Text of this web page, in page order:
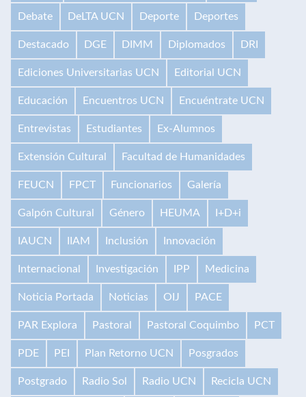
Debate DeLTA UCN Deporte Deportes
Destacado DGE DIMM Diplomados DRI
Ediciones Universitarias UCN Editorial UCN
Educación Encuentros UCN Encuéntrate UCN
Entrevistas Estudiantes Ex-Alumnos
Extensión Cultural Facultad de Humanidades
FEUCN FPCT Funcionarios Galería
Galpón Cultural Género HEUMA I+D+i
IAUCN IIAM Inclusión Innovación
Internacional Investigación IPP Medicina
Noticia Portada Noticias OIJ PACE
PAR Explora Pastoral Pastoral Coquimbo PCT
PDE PEI Plan Retorno UCN Posgrados
Postgrado Radio Sol Radio UCN Recicla UCN